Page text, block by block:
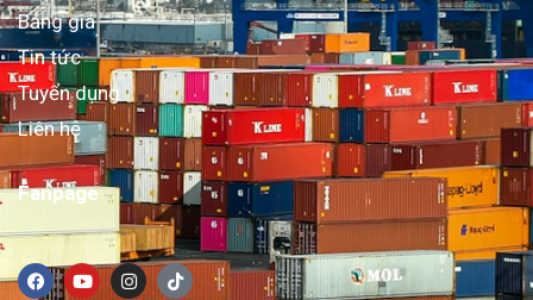
Bảng giá
Tin tức
Tuyển dụng
Liên hệ
Fanpage